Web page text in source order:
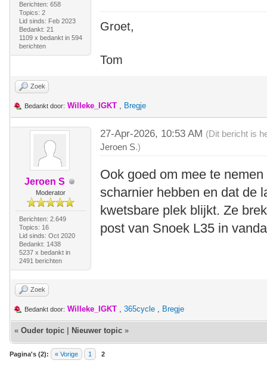
Berichten: 658
Topics: 2
Lid sinds: Feb 2023
Bedankt: 21
1109 x bedankt in 594
berichten
Groet,
Tom
Zoek
Bedankt door: Willeke_IGKT , Bregje
Jeroen S
Moderator
Berichten: 2.649
Topics: 16
Lid sinds: Oct 2020
Bedankt: 1438
5237 x bedankt in
2491 berichten
27-Apr-2026, 10:53 AM (Dit bericht is
Jeroen S.)
Ook goed om mee te
scharnier hebben en dat de
kwetsbare plek blijkt. Ze
post van Snoek L35 in
Zoek
Bedankt door: Willeke_IGKT , 365cycle , Bregje
« Ouder topic Nieuwer topic »
Pagina's (2): « Vorige 1 2